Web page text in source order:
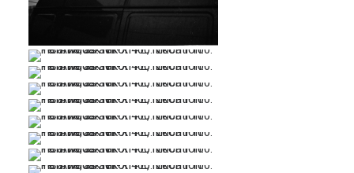
…
…
…
…
…
…